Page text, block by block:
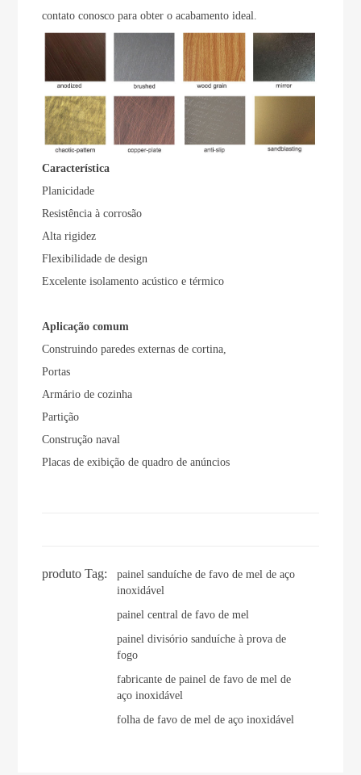
contato conosco para obter o acabamento ideal.
Característica
Planicidade
Resistência à corrosão
Alta rigidez
Flexibilidade de design
Excelente isolamento acústico e térmico
Aplicação comum
Construindo paredes externas de cortina,
Portas
Armário de cozinha
Partição
Construção naval
Placas de exibição de quadro de anúncios
produto Tag:
painel sanduíche de favo de mel de aço
inoxidável
painel central de favo de mel
painel divisório sanduíche à prova de
fogo
fabricante de painel de favo de mel de
aço inoxidável
folha de favo de mel de aço inoxidável